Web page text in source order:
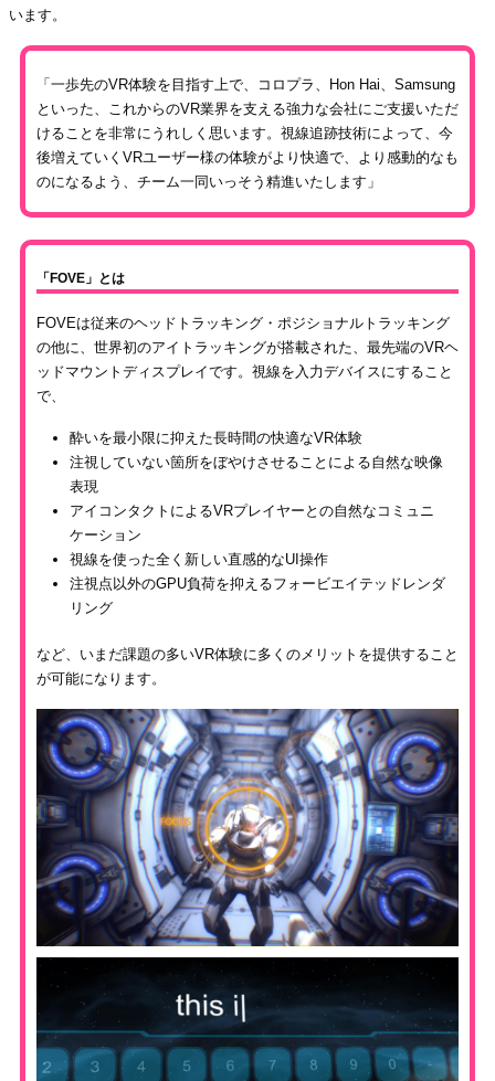
います。
「一歩先のVR体験を目指す上で、コロプラ、Hon Hai、Samsung
といった、これからのVR業界を支える強力な会社にご支援いただ
けることを非常にうれしく思います。視線追跡技術によって、今
後増えていくVRユーザー様の体験がより快適で、より感動的なも
のになるよう、チーム一同いっそう精進いたします」
「FOVE」とは
FOVEは従来のヘッドトラッキング・ポジショナルトラッキング
の他に、世界初のアイトラッキングが搭載された、最先端のVRヘ
ッドマウントディスプレイです。視線を入力デバイスにすること
で、
酔いを最小限に抑えた長時間の快適なVR体験
注視していない箇所をぼやけさせることによる自然な映像
表現
アイコンタクトによるVRプレイヤーとの自然なコミュニ
ケーション
視線を使った全く新しい直感的なUI操作
注視点以外のGPU負荷を抑えるフォービエイテッドレンダ
リング
など、いまだ課題の多いVR体験に多くのメリットを提供すること
が可能になります。